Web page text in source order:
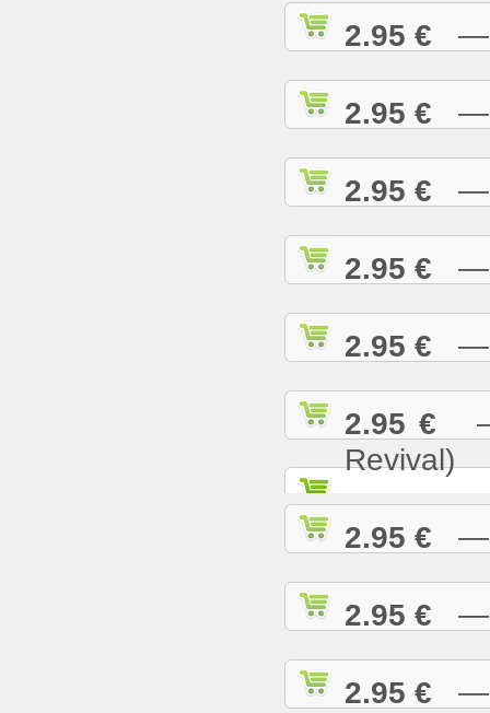
2.95 € —
2.95 € —
2.95 € —
2.95 € —
2.95 € —
2.95 € —
Revival)
2.95 € —
2.95 € —
2.95 € —